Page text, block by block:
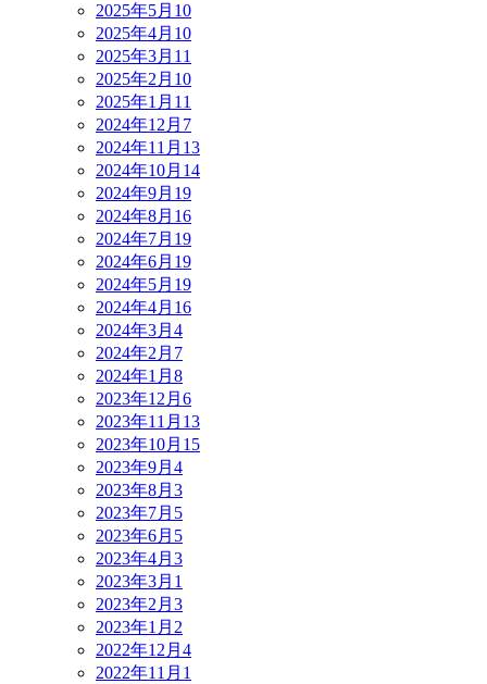
2025年5月 10
2025年4月 10
2025年3月 11
2025年2月 10
2025年1月 11
2024年12月 7
2024年11月 13
2024年10月 14
2024年9月 19
2024年8月 16
2024年7月 19
2024年6月 19
2024年5月 19
2024年4月 16
2024年3月 4
2024年2月 7
2024年1月 8
2023年12月 6
2023年11月 13
2023年10月 15
2023年9月 4
2023年8月 3
2023年7月 5
2023年6月 5
2023年4月 3
2023年3月 1
2023年2月 3
2023年1月 2
2022年12月 4
2022年11月 1